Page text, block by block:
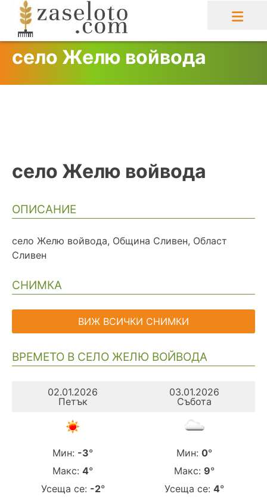
content
село Желю войвода
село Желю войвода
ОПИСАНИЕ
село Желю войвода, Община Сливен, Област
Сливен
СНИМКА
ВИЖ ВСИЧКИ СНИМКИ
ВРЕМЕТО В СЕЛО ЖЕЛЮ ВОЙВОДА
02.01.2026
Петък
Мин: -3°
Макс: 4°
Усеща се: -2°
03.01.2026
Събота
Мин: 0°
Макс: 9°
Усеща се: 4°